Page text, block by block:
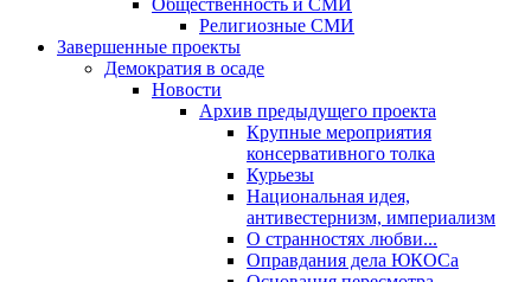
Общественность и СМИ
Религиозные СМИ
Завершенные проекты
Демократия в осаде
Новости
Архив предыдущего проекта
Крупные мероприятия
консервативного толка
Курьезы
Национальная идея,
антивестернизм, империализм
О странностях любви...
Оправдания дела ЮКОСа